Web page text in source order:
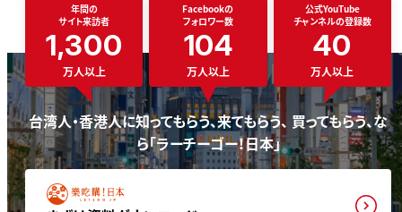
台湾人・香港人に知ってもらう、来てもらう、 買ってもらう、な
ら「ラーチーゴー！日本」
年間の
サイト来訪者
1,300
万人以上
Facebookの
フォロワー数
104
万人以上
公式YouTube
チャンネルの登録数
40
万人以上